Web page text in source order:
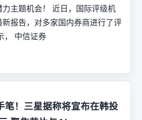
主题机会！ 近日，国际评级机
报告，对多家国内券商进行了评
， 中信证券
笔！三星据称将宣布在韩投